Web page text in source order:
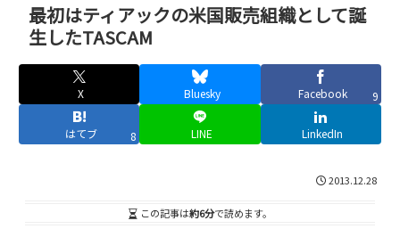
最初はティアックの米国販売組織として誕
生したTASCAM
X Bluesky Facebook 9
はてブ 8 LINE LinkedIn
2013.12.28
この記事は約6分で読めます。